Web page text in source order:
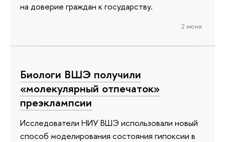
на доверие граждан к государству.
2 июня
Биологи ВШЭ получили
«молекулярный отпечаток»
преэклампсии
Исследователи НИУ ВШЭ использовали новый
способ моделирования состояния гипоксии в